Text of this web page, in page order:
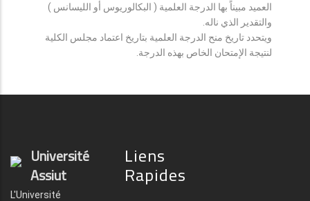
العميد مبيناً بها الدرجة العلمية ( البكالوريوس أو الليسانس )
والتقدير الذي ناله.
ويتحدد تاريخ منح الدرجة العلمية بتاريخ اعتماد مجلس الكلية
لنتيجة الإمتحان الخاص بهذه الدرجة.
Université
Assiut
L'Université
Liens
Rapides